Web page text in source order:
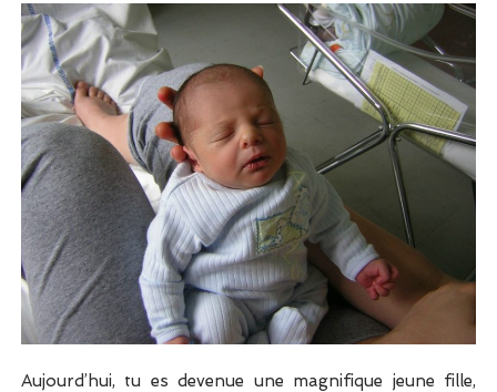
Aujourd’hui, tu es devenue une magnifique jeune fille,